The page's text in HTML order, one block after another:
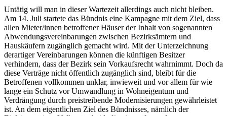
Untätig will man in dieser Wartezeit allerdings auch nicht bleiben.
Am 14. Juli startete das Bündnis eine Kampagne mit dem Ziel, dass
allen Mieter/innen betroffener Häuser der Inhalt von sogenannten
Abwendungsvereinbarungen zwischen Bezirksämtern und
Hauskäufern zugänglich gemacht wird. Mit der Unterzeichnung
derartiger Vereinbarungen können die künftigen Besitzer
verhindern, dass der Bezirk sein Vorkaufsrecht wahrnimmt. Doch da
diese Verträge nicht öffentlich zugänglich sind, bleibt für die
Betroffenen vollkommen unklar, inwieweit und vor allem für wie
lange ein Schutz vor Umwandlung in Wohneigentum und
Verdrängung durch preistreibende Modernisierungen gewährleistet
ist. An dem eigentlichen Ziel des Bündnisses, nämlich der